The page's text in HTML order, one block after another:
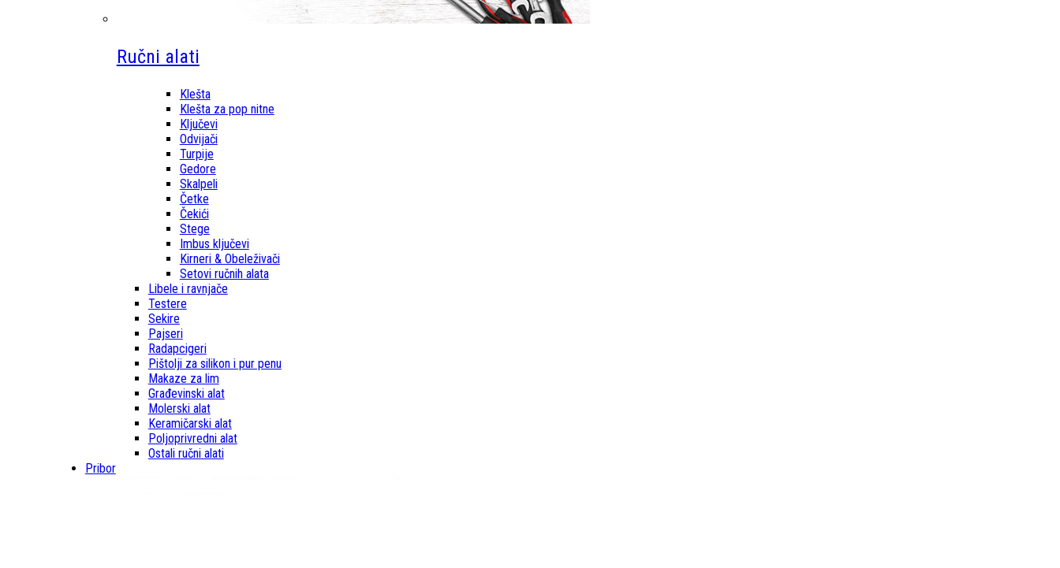
Ručni alati
Klešta
Klešta za pop nitne
Ključevi
Odvijači
Turpije
Gedore
Skalpeli
Četke
Čekići
Stege
Imbus ključevi
Kirneri & Obeleživači
Setovi ručnih alata
Libele i ravnjače
Testere
Sekire
Pajseri
Radapcigeri
Pištolji za silikon i pur penu
Makaze za lim
Građevinski alat
Molerski alat
Keramičarski alat
Poljoprivredni alat
Ostali ručni alati
Pribor